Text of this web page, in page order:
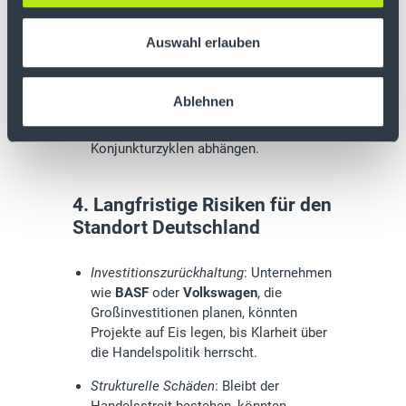
Auswahl erlauben
Ablehnen
wechseln sich mit neuen
Eskalationsängsten ab.
Vertrauen verloren: Besonderszyklische
Heidelberg Materials
da sie stark von globalen
Konjunkturzyklen abhängen.
4. Langfristige Risiken für den
Standort Deutschland
Investitionszurückhaltung: Unternehmen
wie BASF oder Volkswagen, die
Großinvestitionen planen, könnten
Projekte auf Eis legen, bis Klarheit über
die Handelspolitik herrscht.
Strukturelle Schäden: Bleibt der